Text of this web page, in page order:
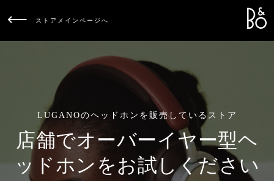
ストアメインページへ
LUGANOのヘッドホンを販売しているストア
店舗でオーバーイヤー型ヘ
ッドホンをお試しください